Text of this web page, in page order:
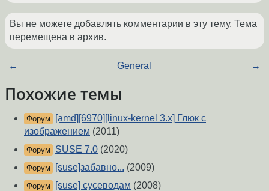
Вы не можете добавлять комментарии в эту тему. Тема
перемещена в архив.
← General →
Похожие темы
Форум
[amd][6970][linux-kernel 3.x] Глюк с
изображением (2011)
Форум SUSE 7.0 (2020)
Форум [suse]забавно... (2009)
Форум [suse] сусеводам (2008)